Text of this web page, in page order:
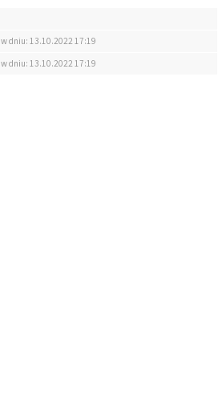
w dniu: 13.10.2022 17:19
w dniu: 13.10.2022 17:19